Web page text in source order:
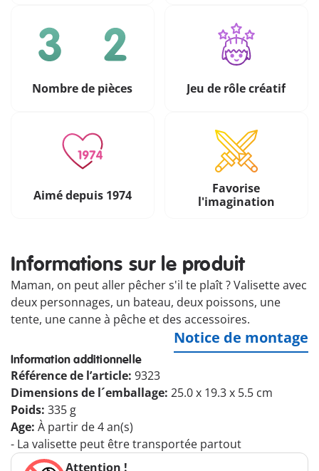
Nombre de pièces Jeu de rôle créatif
Aimé depuis 1974
Favorise
l'imagination
Informations sur le produit
Maman, on peut aller pêcher s'il te plaît ? Valisette avec
deux personnages, un bateau, deux poissons, une
tente, une canne à pêche et des accessoires.
Notice de montage
Information additionnelle
Référence de l’article: 9323
Dimensions de l´emballage: 25.0 x 19.3 x 5.5 cm
Poids: 335 g
Age: À partir de 4 an(s)
- La valisette peut être transportée partout
Attention !